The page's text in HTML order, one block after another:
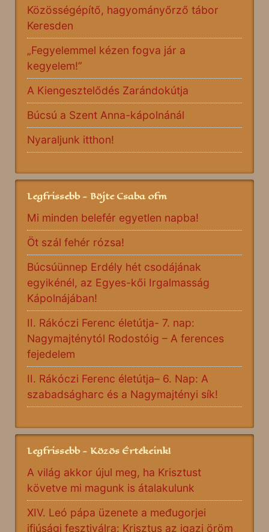
Közösségépítő, hagyományőrző tábor
Keresden
„Fegyelemmel kézen fogva jár a
kegyelem!”
A Kiengesztelődés Zarándokútja
Búcsú a Szent Anna-kápolnánál
Nyaraljunk itthon!
Legfrissebb - Böjte Csaba ofm
Mi minden belefér egyetlen napba!
Öt szál fehér rózsa!
Búcsúünnep Erdély hét csodájának
egyikénél, az Egyes-kői Irgalmasság
Kápolnájában!
II. Rákóczi Ferenc életútja- 7. nap:
Nagymajténytól Rodostóig – A ferences
fejedelem
II. Rákóczi Ferenc életútja– 6. Nap: A
szabadságharc és a Nagymajtényi sík!
Legfrissebb - Közös Értékeink!
A világ akkor újul meg, ha Krisztust
követve mi magunk is átalakulunk
XIV. Leó pápa üzenete a međugorjei
ifjúsági fesztiválra: Krisztus az igazi öröm